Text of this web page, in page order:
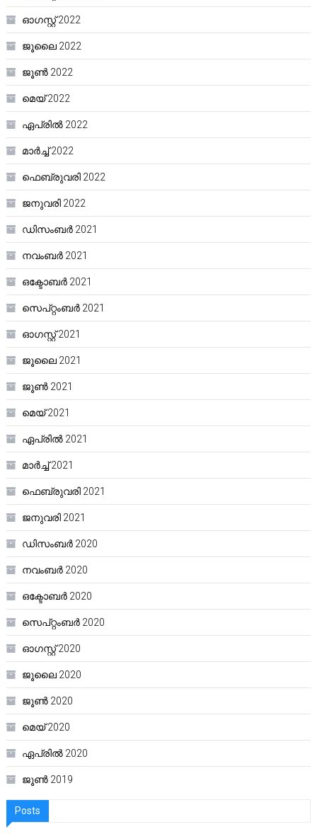
ഓഗസ്റ്റ്‌ 2022
ജൂലൈ 2022
ജൂൺ 2022
മെയ്‌ 2022
ഏപ്രിൽ 2022
മാർച്ച്‌ 2022
ഫെബ്രുവരി 2022
ജനുവരി 2022
ഡിസംബർ 2021
നവംബർ 2021
ഒക്ടോബർ 2021
സെപ്റ്റംബർ 2021
ഓഗസ്റ്റ്‌ 2021
ജൂലൈ 2021
ജൂൺ 2021
മെയ്‌ 2021
ഏപ്രിൽ 2021
മാർച്ച്‌ 2021
ഫെബ്രുവരി 2021
ജനുവരി 2021
ഡിസംബർ 2020
നവംബർ 2020
ഒക്ടോബർ 2020
സെപ്റ്റംബർ 2020
ഓഗസ്റ്റ്‌ 2020
ജൂലൈ 2020
ജൂൺ 2020
മെയ്‌ 2020
ഏപ്രിൽ 2020
ജൂൺ 2019
Posts